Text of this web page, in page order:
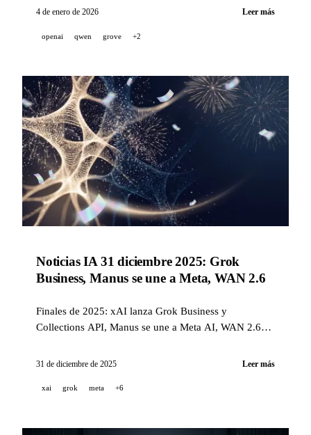
2512 disponible.
4 de enero de 2026 Leer más
openai qwen grove +2
Noticias IA 31 diciembre 2025: Grok
Business, Manus se une a Meta, WAN 2.6
Finales de 2025: xAI lanza Grok Business y
Collections API, Manus se une a Meta AI, WAN 2.6
asocian.
31 de diciembre de 2025 Leer más
xai grok meta +6